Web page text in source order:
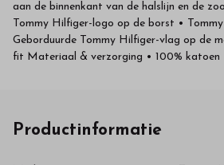
aan de binnenkant van de halslijn en de
Tommy Hilfiger-logo op de borst •
Geborduurde Tommy Hilfiger-vlag op de
fit Materiaal & verzorging • 100% katoen
Productinformatie